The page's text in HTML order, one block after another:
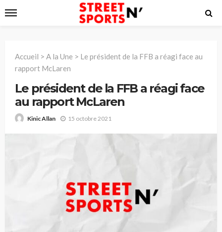
Accueil > A la Une > Le président de la FFB a réagi face au
rapport McLaren
Le président de la FFB a réagi face
au rapport McLaren
Kinic Allan 15 octobre 2021